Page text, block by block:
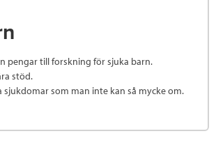
pengar till forskning för sjuka barn.
stöd.
sjukdomar som man inte kan så mycke om.